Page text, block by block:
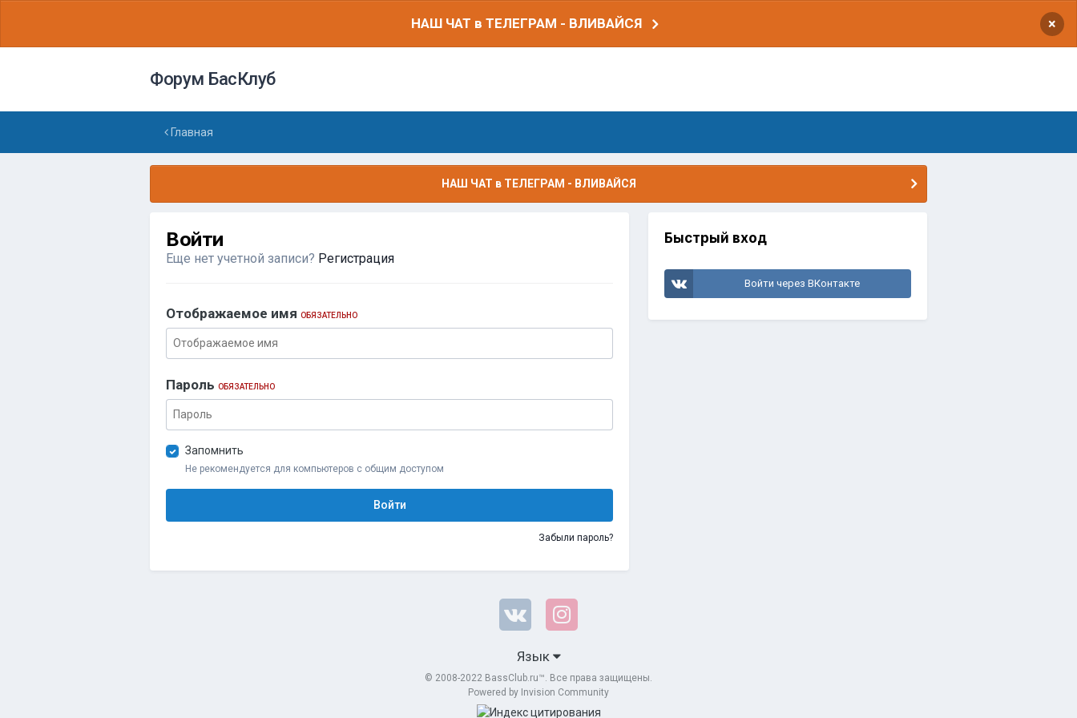
НАШ ЧАТ в ТЕЛЕГРАМ - ВЛИВАЙСЯ ×
Форум БасКлуб
Главная
НАШ ЧАТ в ТЕЛЕГРАМ - ВЛИВАЙСЯ
Войти
Еще нет учетной записи? Регистрация
Отображаемое имя ОБЯЗАТЕЛЬНО
Пароль ОБЯЗАТЕЛЬНО
Запомнить
Не рекомендуется для компьютеров с общим доступом
Войти
Забыли пароль?
Быстрый вход
Войти через ВКонтакте
Язык
© 2008-2022 BassClub.ru™. Все права защищены.
Powered by Invision Community